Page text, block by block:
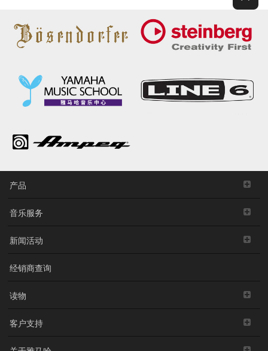
产品
音乐服务
新闻活动
经销商查询
读物
客户支持